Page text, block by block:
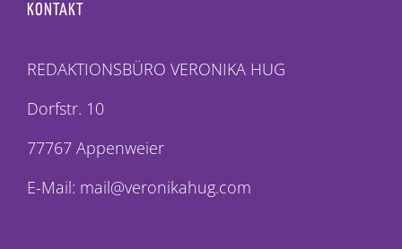
KONTAKT
REDAKTIONSBÜRO VERONIKA HUG
Dorfstr. 10
77767 Appenweier
E-Mail: mail@veronikahug.com